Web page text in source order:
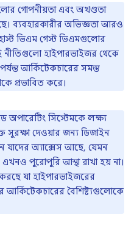
গোপনীয়তা এবং অখণ্ডতা
ব্যবহারকারীর অভিজ্ঞতা আরও
ভিএম গেস্ট ভিএমগুলোর
নীতিগুলো হাইপারভাইজর থেকে
আর্কিটেকচারের সমস্ত
প্রভাবিত করে।
অপারেটিং সিস্টেমকে লক্ষ্য
সুরক্ষা দেওয়ার জন্য ডিজাইন
যাদের অ্যাক্সেস আছে, যেমন
পুরোপুরি আস্থা রাখা হয় না।
করছে যা হাইপারভাইজরের
আর্কিটেকচারের বৈশিষ্ট্যগুলোকে